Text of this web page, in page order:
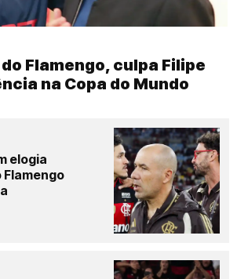
Flamengo, culpa Filipe
na Copa do Mundo
elogia
Flamengo